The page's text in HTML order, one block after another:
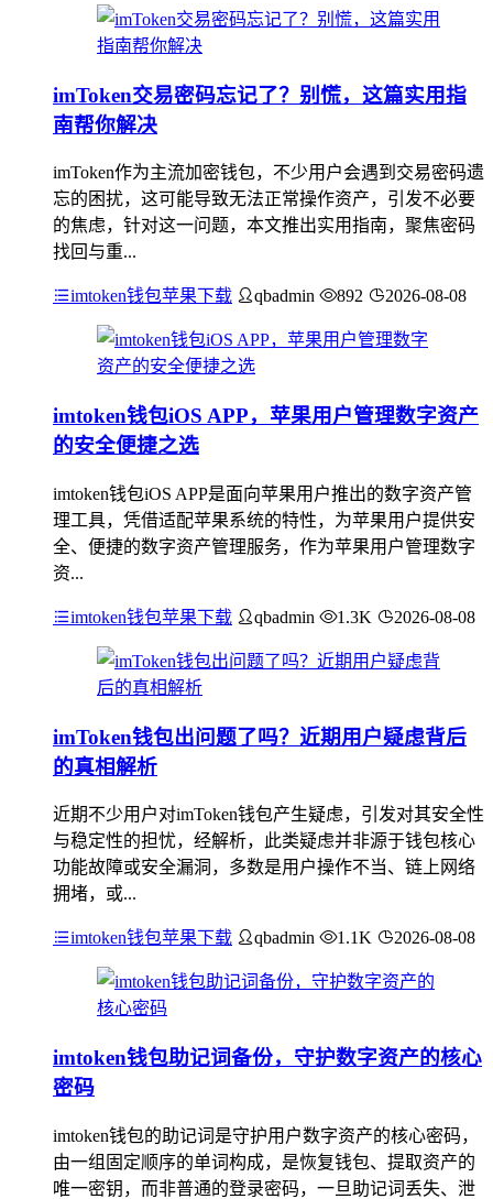
imToken交易密码忘记了？别慌，这篇实用指
南帮你解决
imToken作为主流加密钱包，不少用户会遇到交易密码遗
忘的困扰，这可能导致无法正常操作资产，引发不必要
的焦虑，针对这一问题，本文推出实用指南，聚焦密码
找回与重...
imtoken钱包苹果下载 qbadmin 892 2026-08-08
imtoken钱包iOS APP，苹果用户管理数字资产
的安全便捷之选
imtoken钱包iOS APP是面向苹果用户推出的数字资产管
理工具，凭借适配苹果系统的特性，为苹果用户提供安
全、便捷的数字资产管理服务，作为苹果用户管理数字
资...
imtoken钱包苹果下载 qbadmin 1.3K 2026-08-08
imToken钱包出问题了吗？近期用户疑虑背后
的真相解析
近期不少用户对imToken钱包产生疑虑，引发对其安全性
与稳定性的担忧，经解析，此类疑虑并非源于钱包核心
功能故障或安全漏洞，多数是用户操作不当、链上网络
拥堵，或...
imtoken钱包苹果下载 qbadmin 1.1K 2026-08-08
imtoken钱包助记词备份，守护数字资产的核心
密码
imtoken钱包的助记词是守护用户数字资产的核心密码，
由一组固定顺序的单词构成，是恢复钱包、提取资产的
唯一密钥，而非普通的登录密码，一旦助记词丢失、泄